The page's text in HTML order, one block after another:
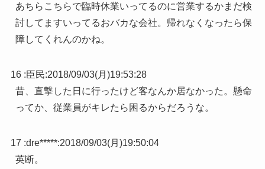
あちらこちらで臨時休業いってるのに営業するかまだ検
討してますいってるおバカな会社。帰れなくなったら保
障してくれんのかね。
16 :臣民:2018/09/03(月)19:53:28
昔、直撃した日に行ったけど客なんか居なかった。懸命
ってか、従業員がキレたら困るからだろうな。
17 :dre*****:2018/09/03(月)19:50:04
英断。